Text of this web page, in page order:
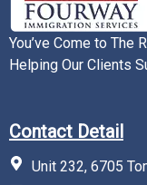
You’ve Come to The
Helping Our Clients
Contact Detail
Unit 232, 6705